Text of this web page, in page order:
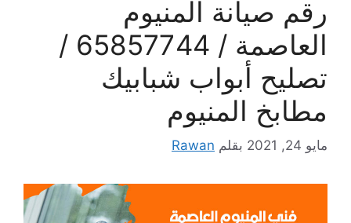
رقم صيانة المنيوم
العاصمة / 65857744 /
تصليح أبواب شبابيك
مطابخ المنيوم
مايو 24, 2021 بقلم Rawan